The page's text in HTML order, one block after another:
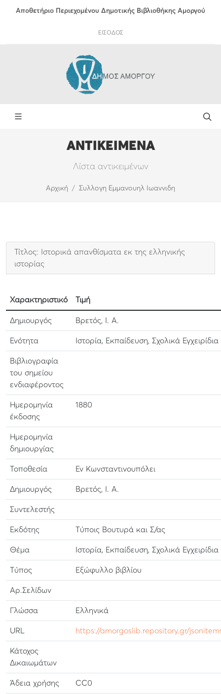
Αποθετήριο Περιεχομένου Δημοτικής Βιβλιοθήκης Αμοργού
ΕΙΣΟΔΟΣ
ΑΝΤΙΚΕΙΜΕΝΑ
Λίστα αντικειμένων
Αρχική Συλλογη Εμμανουηλ Ιωαννιδη
Τίτλος: Ιστορικά απανθίσματα εκ της ελληνικής
ιστορίας
Χαρακτηριστικό Τιμή
Δημιουργός Βρετός, Ι. Α.
Ενότητα Ιστορία, Εκπαίδευση, Σχολικά Εγχειρίδια
Βιβλιογραφία
του σημείου
ενδιαφέροντος
Ημερομηνία
έκδοσης
1880
Ημερομηνία
δημιουργίας
Τοποθεσία Εν Κωνσταντινουπόλει
Δημιουργός Βρετός, Ι. Α.
Συντελεστής
Εκδότης Τύποις Βουτυρά και Σ/ας
Θέμα Ιστορία, Εκπαίδευση, Σχολικά Εγχειρίδια
Τύπος Εξώφυλλο βιβλίου
Αρ.Σελίδων
Γλώσσα Ελληνικά
URL https://amorgoslib.repository.gr/
Κάτοχος
Δικαιωμάτων
Άδεια χρήσης CC0